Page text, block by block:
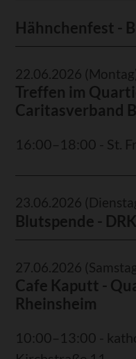
Hähnchenfest -
22.06.2026
Treffen im
Caritasverband
16:00–18:00 - St.
23.06.2026
Blutspende - DRK
27.06.2026
Cafe Kaputt -
Rheinsheim
10:00–13:00 -